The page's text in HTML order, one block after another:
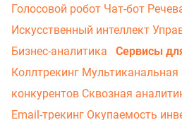
Голосовой робот Чат-бот
Искусственный интеллект
Бизнес-аналитика
Сервисы
Коллтрекинг Мультиканальная
конкурентов Сквозная
Email-трекинг Окупаемость